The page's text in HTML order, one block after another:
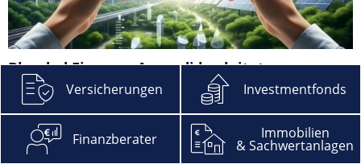
Blended Finance: Amundi begleitet neuen
Green-Bond-Fonds
Amundi übernimmt das Asset-Management für den neuen
GGBI-Fonds. Das Vehikel soll privates Kapital für Klima- und
Umweltprojekte in Schwellen- und Entwicklungsländern
Versicherungen Investmentfonds
Finanzberater Immobilien
& Sachwertanlagen